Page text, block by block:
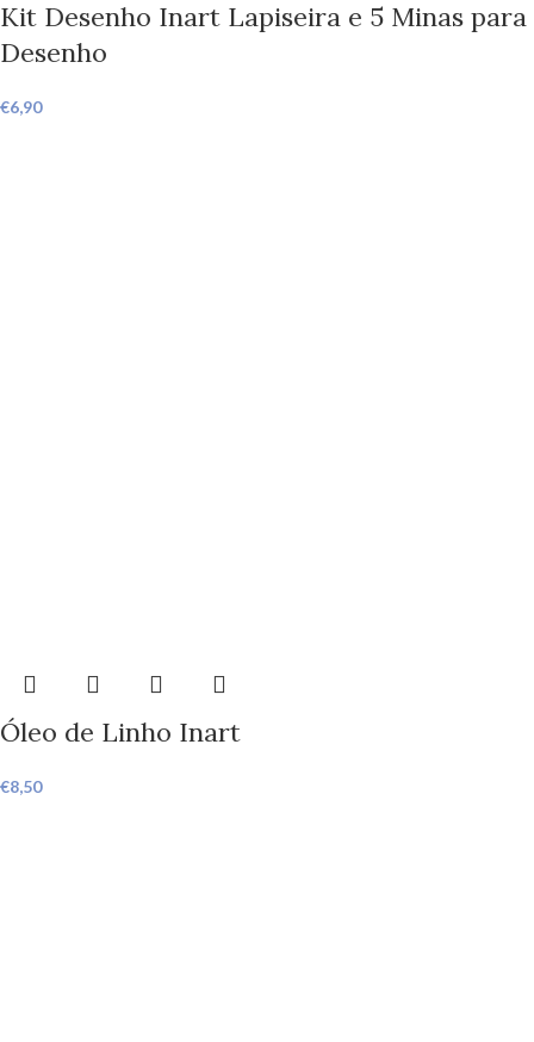
Kit Desenho Inart Lapiseira e 5 Minas para
Desenho
€6,90
Óleo de Linho Inart
€8,50